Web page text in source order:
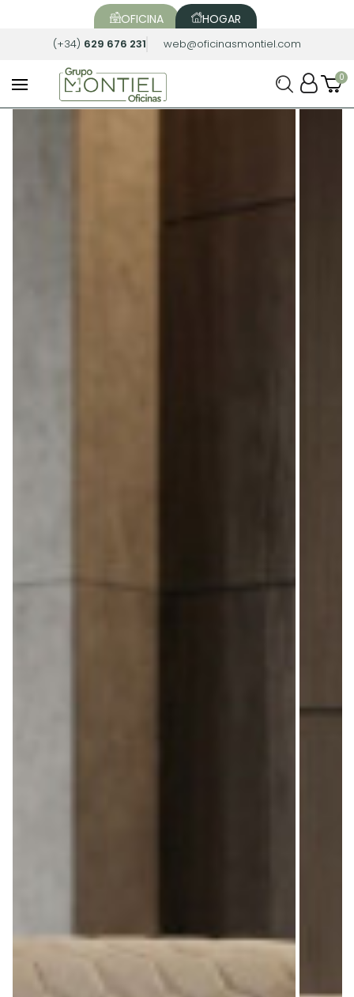
OFICINA HOGAR
(+34) 629 676 231 web@oficinasmontiel.com